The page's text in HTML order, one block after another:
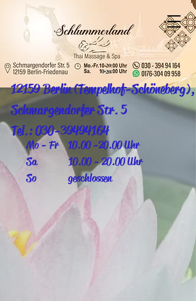
12159 Berlin (Tempelhof-Schöneberg),
Schmargendorfer Str. 5
Tel.:030-39494164
Mo - Fr10.00 -20.00Uhr
Sa 10.00 - 20.00 Uhr
So geschlossen